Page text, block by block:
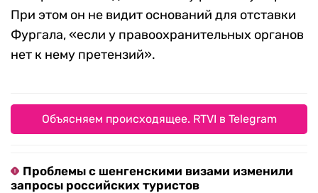
При этом он не видит оснований для отставки
Фургала, «если у правоохранительных органов
нет к нему претензий».
Объясняем происходящее. RTVI в Telegram
Проблемы с шенгенскими визами изменили
запросы российских туристов